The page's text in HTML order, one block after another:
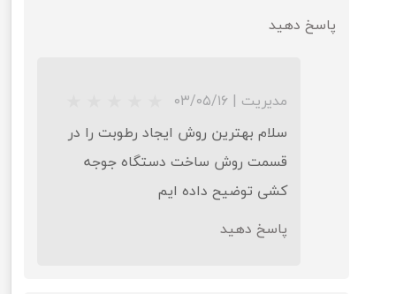
پاسخ دهید
مدیریت | ۰۳/۰۵/۱۶
سلام بهترین روش ایجاد رطوبت را در
قسمت روش ساخت دستگاه جوجه
کشی توضیح داده ایم
پاسخ دهید